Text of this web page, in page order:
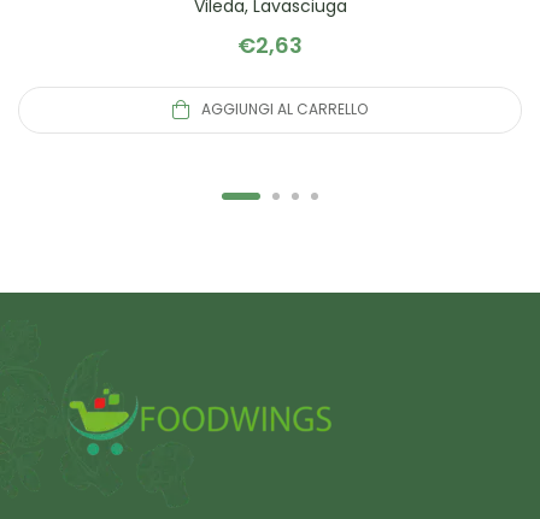
Vileda, Lavasciuga
€2,63
AGGIUNGI AL CARRELLO